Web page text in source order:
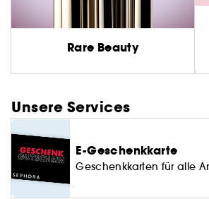
Rare Beauty
Unsere Services
E-Geschenkkarte
Geschenkkarten für alle